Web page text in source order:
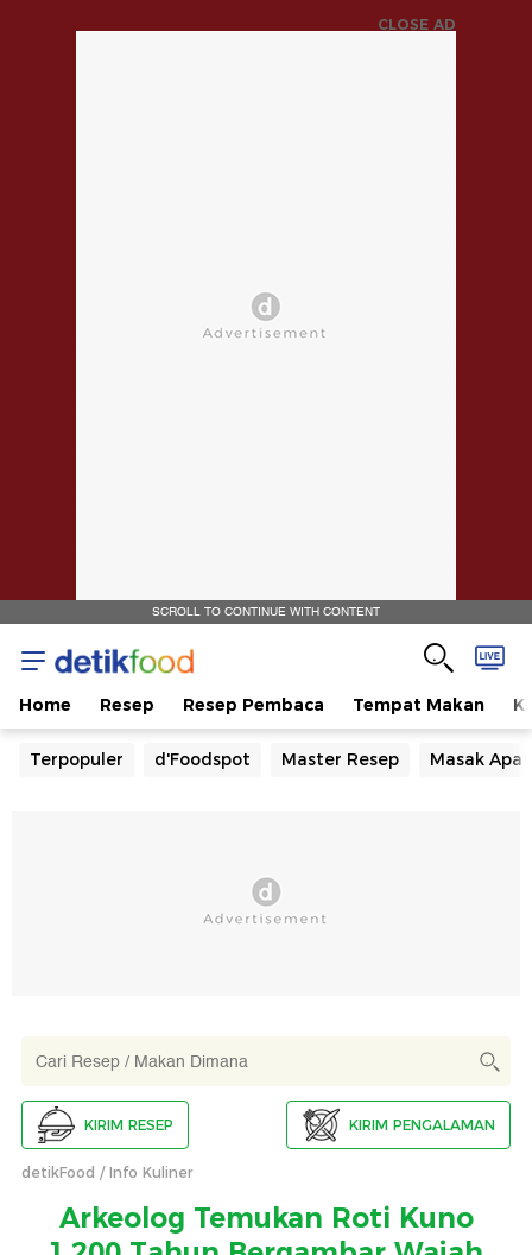
CLOSE AD
SCROLL TO CONTINUE WITH CONTENT
Home Resep Resep Pembaca Tempat Makan
Terpopuler d'Foodspot Master Resep Masak Apa
KIRIM RESEP KIRIM PENGALAMAN
detikFood Info Kuliner
Arkeolog Temukan Roti Kuno